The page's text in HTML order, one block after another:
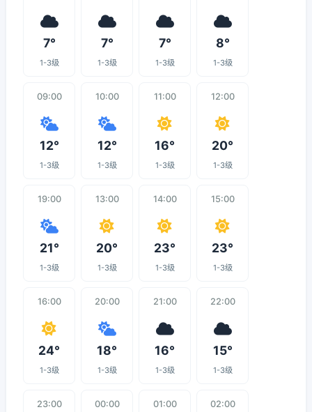
7°
1-3级
7°
1-3级
7°
1-3级
8°
1-3级
09:00
12°
1-3级
10:00
12°
1-3级
11:00
16°
1-3级
12:00
20°
1-3级
19:00
21°
1-3级
13:00
20°
1-3级
14:00
23°
1-3级
15:00
23°
1-3级
16:00
24°
1-3级
20:00
18°
1-3级
21:00
16°
1-3级
22:00
15°
1-3级
23:00 00:00 01:00 02:00